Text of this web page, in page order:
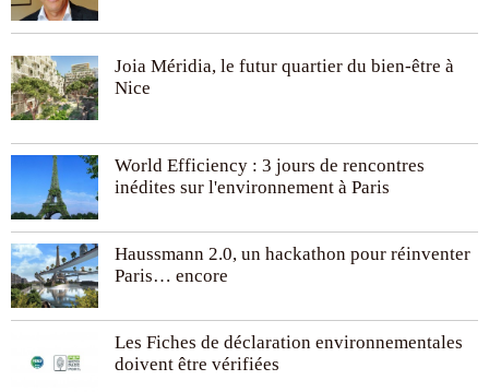
Joia Méridia, le futur quartier du bien-être à
Nice
World Efficiency : 3 jours de rencontres
inédites sur l'environnement à Paris
Haussmann 2.0, un hackathon pour réinventer
Paris… encore
Les Fiches de déclaration environnementales
doivent être vérifiées